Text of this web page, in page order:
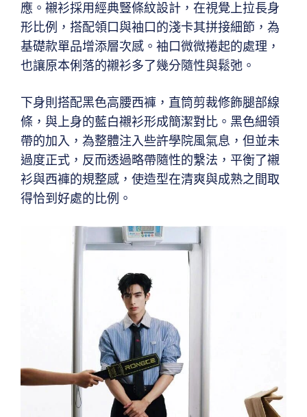
應。襯衫採用經典豎條紋設計，在視覺上拉長身
形比例，搭配領口與袖口的淺卡其拼接細節，為
基礎款單品增添層次感。袖口微微捲起的處理，
也讓原本俐落的襯衫多了幾分隨性與鬆弛。
下身則搭配黑色高腰西褲，直筒剪裁修飾腿部線
條，與上身的藍白襯衫形成簡潔對比。黑色細領
帶的加入，為整體注入些許學院風氣息，但並未
過度正式，反而透過略帶隨性的繫法，平衡了襯
衫與西褲的規整感，使造型在清爽與成熟之間取
得恰到好處的比例。